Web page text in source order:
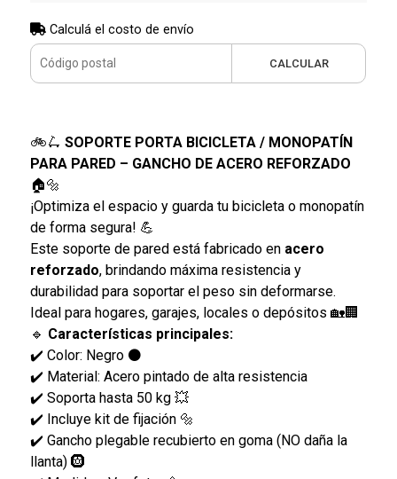
Calculá el costo de envío
CALCULAR
🚲🛴 SOPORTE PORTA BICICLETA / MONOPATÍN
PARA PARED – GANCHO DE ACERO REFORZADO
🏠🔩
¡Optimiza el espacio y guarda tu bicicleta o monopatín
de forma segura! 💪
Este soporte de pared está fabricado en acero
reforzado, brindando máxima resistencia y
durabilidad para soportar el peso sin deformarse.
Ideal para hogares, garajes, locales o depósitos 🏡🏢
🔹 Características principales:
✔️ Color: Negro ⚫
✔️ Material: Acero pintado de alta resistencia
✔️ Soporta hasta 50 kg 💥
✔️ Incluye kit de fijación 🔩
✔️ Gancho plegable recubierto en goma (NO daña la
llanta) 🛞